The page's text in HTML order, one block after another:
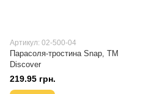
Артикул: 02-500-04
Парасоля-тростина Snap, ТМ
Discover
219.95 грн.